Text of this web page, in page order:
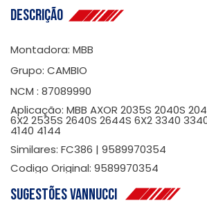
Descrição
Montadora: MBB
Grupo: CAMBIO
NCM : 87089990
Aplicação: MBB AXOR 2035S 2040S
6X2 2535S 2640S 2644S 6X2 3340
4140 4144
Similares: FC386 | 9589970354
Codigo Original: 9589970354
Sugestões Vannucci